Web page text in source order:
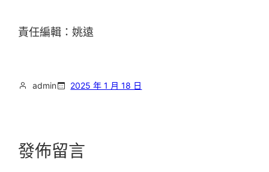
責任編輯：姚遠
admin 2025 年 1 月 18 日
發佈留言